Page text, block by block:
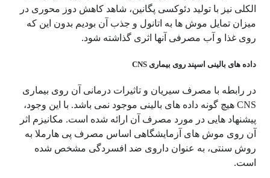
الکلی نیز با تولید دئوکسی پگانین، شاهد کاهش دوز محوری در
میزان تمایل موش ها به اتانول و جذب آن بودیم بدون این که
روی غذا و آب مصرفی آنها اثری گذاشته شود.
داده های بالینی اسپند روی بیماری CNS
در رابطه با مصرف سیریان و تاثیرات درمانی آن روی بیماری
CNS هیچ گونه داده های بالینی موجود نمی باشد. با این وجود،
پیشنهاد هایی در مورد مصرف آن ارائه شده است. مکانیزم اثر
آن روی موش های آزمایشگاهی اساس مصرف پی هارملا به
روش سنتی، به عنوان داروی ضد افسردگی مشخص شده
است.